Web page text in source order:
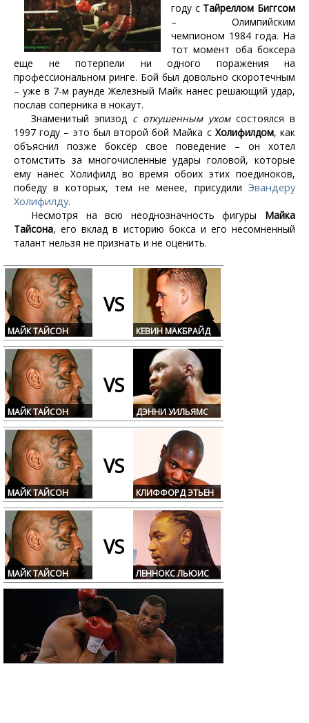
году с Тайреллом Биггсом
– Олимпийским
чемпионом 1984 года. На
тот момент оба боксера
еще не потерпели ни одного поражения на
профессиональном ринге. Бой был довольно скоротечным
– уже в 7-м раунде Железный Майк нанес решающий удар,
послав соперника в нокаут.
Знаменитый эпизод с откушенным ухомсостоялся в
1997 году – это был второй бой Майка с Холифилдом, как
объяснил позже боксёр свое поведение – он хотел
отомстить за многочисленные удары головой, которые
ему нанес Холифилд во время обоих этих поединоков,
победу в которых, тем не менее, присудили Эвандеру
Холифилду.
Несмотря на всю неоднозначность фигуры Майка
Тайсона, его вклад в историю бокса и его несомненный
талант нельзя не признать и не оценить.
МАЙК ТАЙСОН
VS
КЕВИН МАКБРАЙД
МАЙК ТАЙСОН
VS
ДЭННИ УИЛЬЯМС
МАЙК ТАЙСОН
VS
КЛИФФОРД ЭТЬЕН
МАЙК ТАЙСОН
VS
ЛЕННОКС ЛЬЮИС